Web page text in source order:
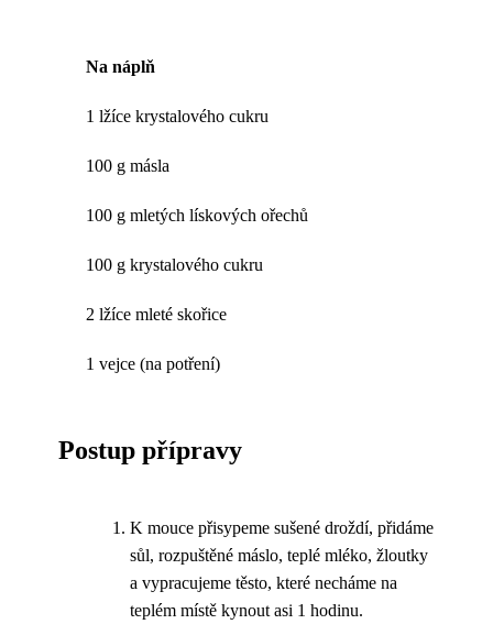
Na náplň
1 lžíce krystalového cukru
100 g másla
100 g mletých lískových ořechů
100 g krystalového cukru
2 lžíce mleté skořice
1 vejce (na potření)
Postup přípravy
K mouce přisypeme sušené droždí, přidáme
sůl, rozpuštěné máslo, teplé mléko, žloutky
a vypracujeme těsto, které necháme na
teplém místě kynout asi 1 hodinu.